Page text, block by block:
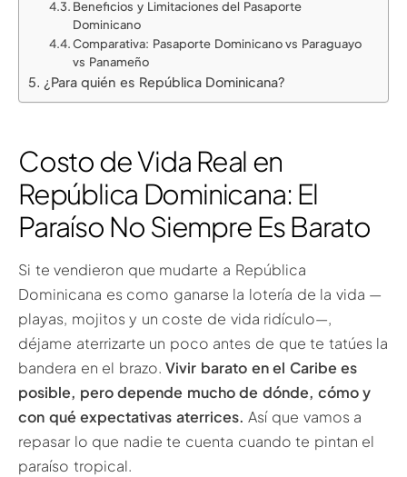
Beneficios y Limitaciones del Pasaporte
Dominicano
Comparativa: Pasaporte Dominicano vs Paraguayo
vs Panameño
¿Para quién es República Dominicana?
Costo de Vida Real en
República Dominicana: El
Paraíso No Siempre Es Barato
Si te vendieron que mudarte a República
Dominicana es como ganarse la lotería de la vida —
playas, mojitos y un coste de vida ridículo—,
déjame aterrizarte un poco antes de que te tatúes la
bandera en el brazo.Vivir barato en el Caribe es
posible, pero depende mucho de dónde, cómo y
con qué expectativas aterrices. Así que vamos a
repasar lo que nadie te cuenta cuando te pintan el
paraíso tropical.